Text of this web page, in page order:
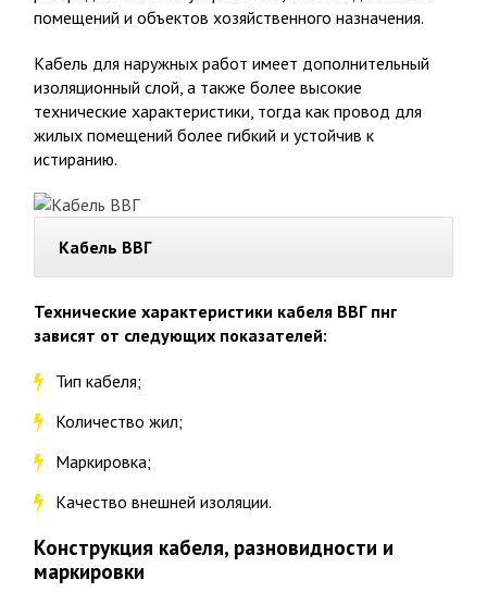
помещений и объектов хозяйственного назначения.
Кабель для наружных работ имеет дополнительный
изоляционный слой, а также более высокие
технические характеристики, тогда как провод для
жилых помещений более гибкий и устойчив к
истиранию.
Кабель ВВГ
Технические характеристики кабеля ВВГ пнг
зависят от следующих показателей:
Тип кабеля;
Количество жил;
Маркировка;
Качество внешней изоляции.
Конструкция кабеля, разновидности и
маркировки